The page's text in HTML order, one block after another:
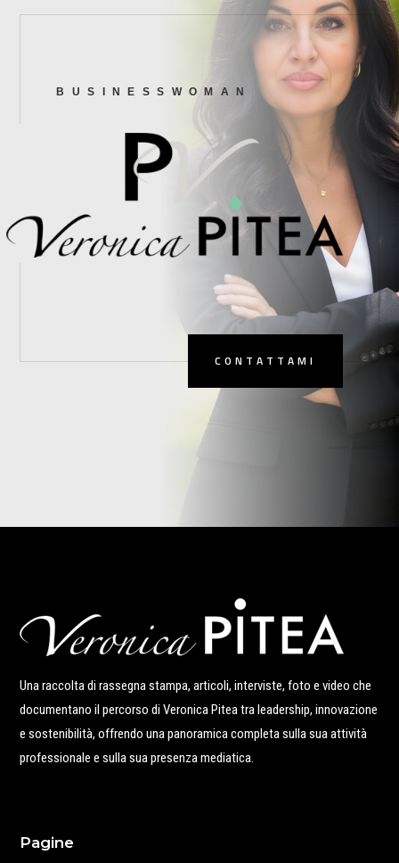
BUSINESSWOMAN
CONTATTAMI
Una raccolta di rassegna stampa, articoli, interviste, foto e video che
documentano il percorso di Veronica Pitea tra leadership, innovazione
e sostenibilità, offrendo una panoramica completa sulla sua attività
professionale e sulla sua presenza mediatica.
Pagine